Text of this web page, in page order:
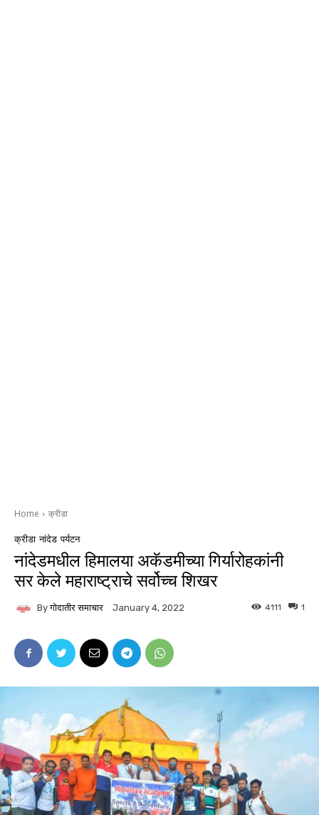
Home क्रीडा
क्रीडा नांदेड पर्यटन
नांदेडमधील हिमालया अकॅडमीच्या गिर्यारोहकांनी
सर केले महाराष्ट्राचे सर्वोच्च शिखर
By गोदातीर समाचार January 4, 2022 1
4111